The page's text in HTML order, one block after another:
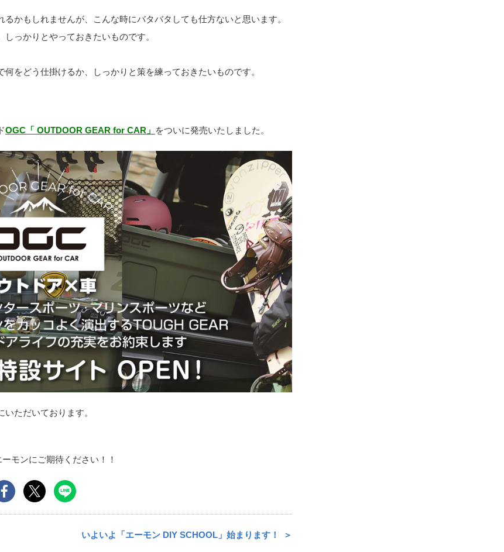
かもしれませんが、こんな時にバタバタしても仕方ないと思います。
っかりとやっておきたいものです。
をどう仕掛けるか、しっかりと策を練っておきたいものです。
OGC「 OUTDOOR GEAR for CAR」 をついに発売いたしました。
ただいております。
モンにご期待ください！！
いよいよ「エーモン DIY SCHOOL」始まります！